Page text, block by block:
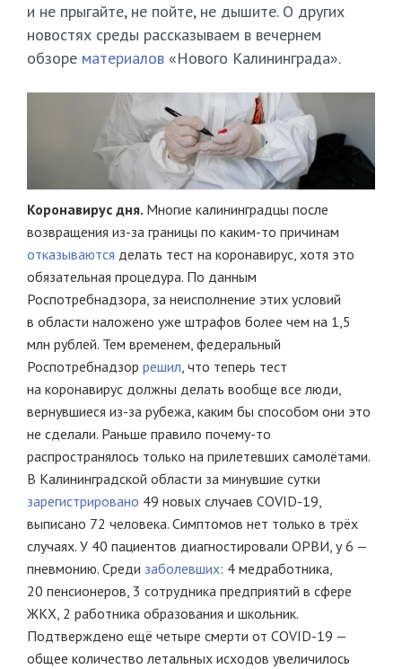
и не прыгайте, не пойте, не дышите. О других
новостях среды рассказываем в вечернем
обзоре материалов «Нового Калининграда».
Коронавирус дня. Многие калининградцы после
возвращения из-за границы по каким-то причинам
отказываются делать тест на коронавирус, хотя это
обязательная процедура. По данным
Роспотребнадзора, за неисполнение этих условий
в области наложено уже штрафов более чем на 1,5
млн рублей. Тем временем, федеральный
Роспотребнадзор решил, что теперь тест
на коронавирус должны делать вообще все люди,
вернувшиеся из-за рубежа, каким бы способом они это
не сделали. Раньше правило почему-то
распространялось только на прилетевших самолётами.
В Калининградской области за минувшие сутки
зарегистрировано 49 новых случаев COVID-19,
выписано 72 человека. Симптомов нет только в трёх
случаях. У 40 пациентов диагностировали ОРВИ, у 6 —
пневмонию. Среди заболевших: 4 медработника,
20 пенсионеров, 3 сотрудника предприятий в сфере
ЖКХ, 2 работника образования и школьник.
Подтверждено ещё четыре смерти от COVID-19 —
общее количество летальных исходов увеличилось